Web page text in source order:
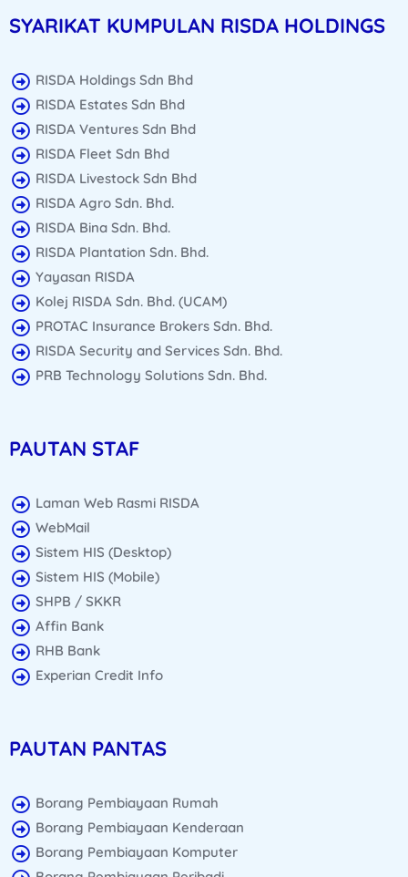
SYARIKAT KUMPULAN RISDA HOLDINGS
RISDA Holdings Sdn Bhd
RISDA Estates Sdn Bhd
RISDA Ventures Sdn Bhd
RISDA Fleet Sdn Bhd
RISDA Livestock Sdn Bhd
RISDA Agro Sdn. Bhd.
RISDA Bina Sdn. Bhd.
RISDA Plantation Sdn. Bhd.
Yayasan RISDA
Kolej RISDA Sdn. Bhd. (UCAM)
PROTAC Insurance Brokers Sdn. Bhd.
RISDA Security and Services Sdn. Bhd.
PRB Technology Solutions Sdn. Bhd.
PAUTAN STAF
Laman Web Rasmi RISDA
WebMail
Sistem HIS (Desktop)
Sistem HIS (Mobile)
SHPB / SKKR
Affin Bank
RHB Bank
Experian Credit Info
PAUTAN PANTAS
Borang Pembiayaan Rumah
Borang Pembiayaan Kenderaan
Borang Pembiayaan Komputer